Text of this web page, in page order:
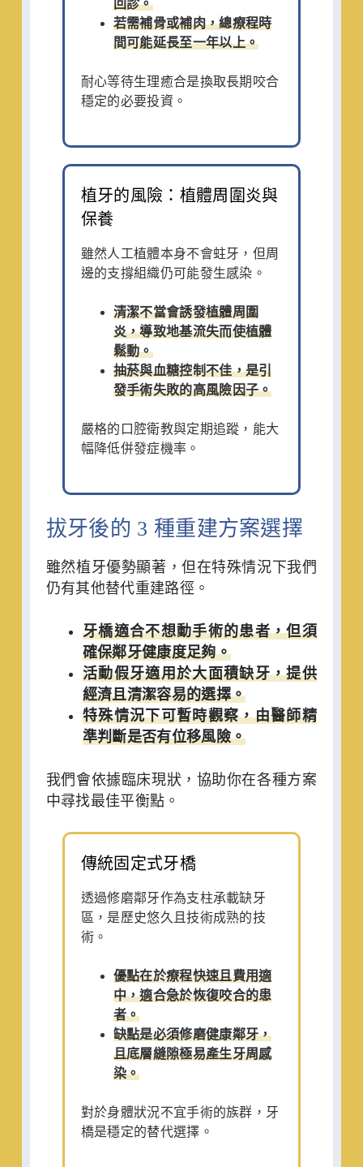
回診。
若需補骨或補肉，總療程時
間可能延長至一年以上。
耐心等待生理癒合是換取長期咬合
穩定的必要投資。
植牙的風險：植體周圍炎與
保養
雖然人工植體本身不會蛀牙，但周
邊的支撐組織仍可能發生感染。
清潔不當會誘發植體周圍
炎，導致地基流失而使植體
鬆動。
抽菸與血糖控制不佳，是引
發手術失敗的高風險因子。
嚴格的口腔衛教與定期追蹤，能大
幅降低併發症機率。
拔牙後的 3 種重建方案選擇
雖然植牙優勢顯著，但在特殊情況下我們
仍有其他替代重建路徑。
牙橋適合不想動手術的患者，但須
確保鄰牙健康度足夠。
活動假牙適用於大面積缺牙，提供
經濟且清潔容易的選擇。
特殊情況下可暫時觀察，由醫師精
準判斷是否有位移風險。
我們會依據臨床現狀，協助你在各種方案
中尋找最佳平衡點。
傳統固定式牙橋
透過修磨鄰牙作為支柱承載缺牙
區，是歷史悠久且技術成熟的技
術。
優點在於療程快速且費用適
中，適合急於恢復咬合的患
者。
缺點是必須修磨健康鄰牙，
且底層縫隙極易產生牙周感
染。
對於身體狀況不宜手術的族群，牙
橋是穩定的替代選擇。